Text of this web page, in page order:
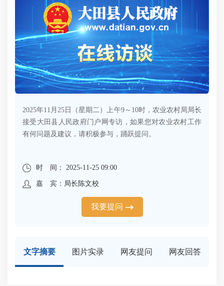
2025年11月25日（星期二）上午9～10时，农业农村局局长
接受大田县人民政府门户网专访，如果您对农业农村工作
有何问题及建议，请积极参与，踊跃提问。
时 间： 2025-11-25 09:00
嘉 宾：局长陈文校
我要提问
文字摘要 图片实录 网友提问 网友回答